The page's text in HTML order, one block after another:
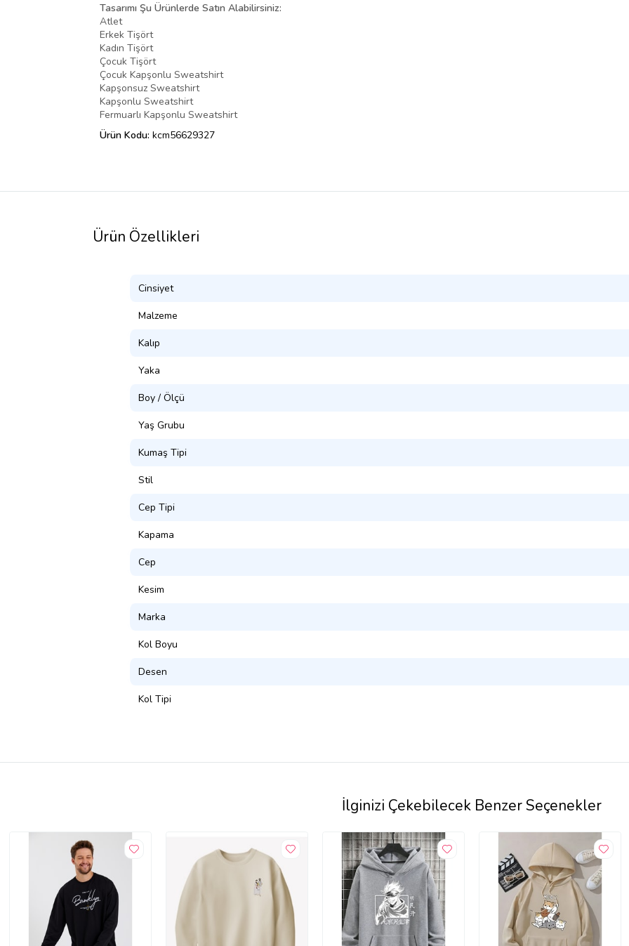
Tasarımı Şu Ürünlerde Satın Alabilirsiniz:
Atlet
Erkek Tişört
Kadın Tişört
Çocuk Tişört
Çocuk Kapşonlu Sweatshirt
Kapşonsuz Sweatshirt
Kapşonlu Sweatshirt
Fermuarlı Kapşonlu Sweatshirt
Ürün Kodu: kcm56629327
Ürün Özellikleri
Cinsiyet
Malzeme
Kalıp
Yaka
Boy / Ölçü
Yaş Grubu
Kumaş Tipi
Stil
Cep Tipi
Kapama
Cep
Kesim
Marka
Kol Boyu
Desen
Kol Tipi
İlginizi Çekebilecek Benzer Seçenekler